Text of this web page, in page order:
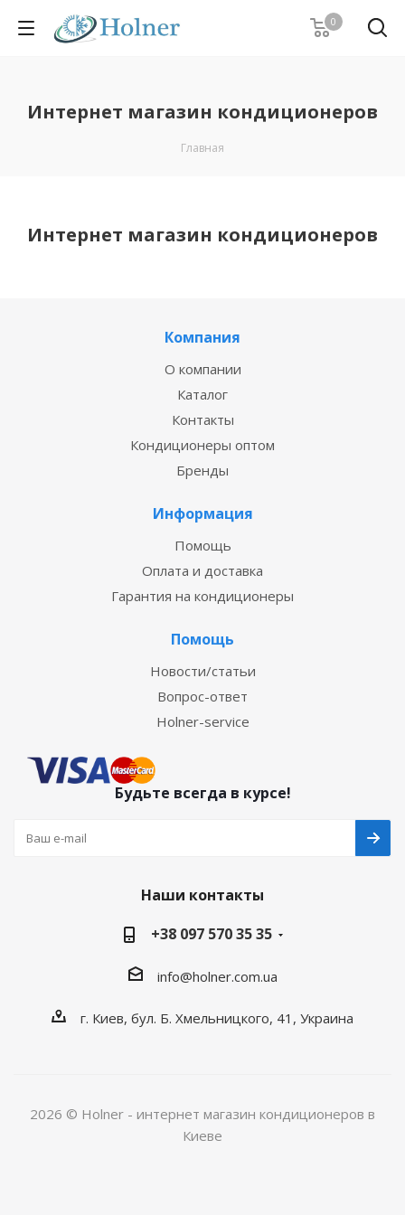
0
Интернет магазин кондиционеров
Главная
Интернет магазин кондиционеров
Компания
О компании
Каталог
Контакты
Кондиционеры оптом
Бренды
Информация
Помощь
Оплата и доставка
Гарантия на кондиционеры
Помощь
Новости/статьи
Вопрос-ответ
Holner-service
Будьте всегда в курсе!
Наши контакты
+38 097 570 35 35
info@holner.com.ua
г. Киев, бул. Б. Хмельницкого, 41, Украина
2026 © Holner - интернет магазин кондиционеров в
Киеве